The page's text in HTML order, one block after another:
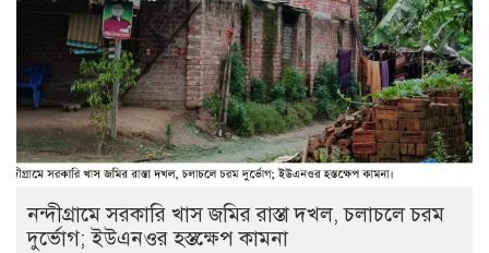
নন্দীগ্রামে সরকারি খাস জমির রাস্তা দখল, চলাচলে চরম
দুর্ভোগ; ইউএনওর হস্তক্ষেপ কামনা